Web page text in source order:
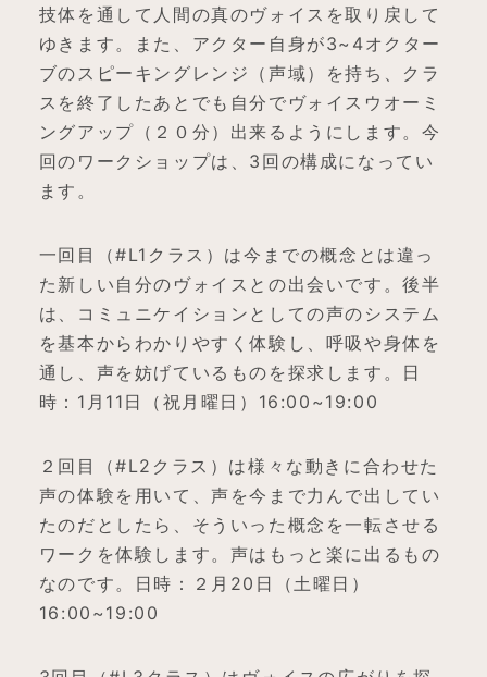
技体を通して人間の真のヴォイスを取り戻して
ゆきます。また、アクター自身が3~4オクター
ブのスピーキングレンジ（声域）を持ち、クラ
スを終了したあとでも自分でヴォイスウオーミ
ングアップ（２０分）出来るようにします。今
回のワークショップは、3回の構成になってい
ます。
一回目（#L1クラス）は今までの概念とは違っ
た新しい自分のヴォイスとの出会いです。後半
は、コミュニケイションとしての声のシステム
を基本からわかりやすく体験し、呼吸や身体を
通し、声を妨げているものを探求します。日
時：1月11日（祝月曜日）16:00~19:00
２回目（#L2クラス）は様々な動きに合わせた
声の体験を用いて、声を今まで力んで出してい
たのだとしたら、そういった概念を一転させる
ワークを体験します。声はもっと楽に出るもの
なのです。日時：２月20日（土曜日）
16:00~19:00